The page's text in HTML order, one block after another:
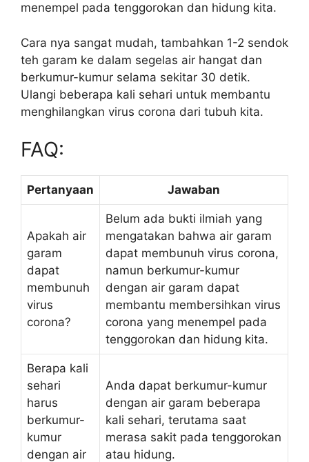
menempel pada tenggorokan dan hidung kita.
Cara nya sangat mudah, tambahkan 1-2 sendok
teh garam ke dalam segelas air hangat dan
berkumur-kumur selama sekitar 30 detik.
Ulangi beberapa kali sehari untuk membantu
menghilangkan virus corona dari tubuh kita.
FAQ:
Pertanyaan Jawaban
Apakah air
garam
dapat
membunuh
virus
corona?
Belum ada bukti ilmiah yang
mengatakan bahwa air garam
dapat membunuh virus corona,
namun berkumur-kumur
dengan air garam dapat
membantu membersihkan virus
corona yang menempel pada
tenggorokan dan hidung kita.
Berapa kali
sehari
harus
berkumur-
kumur
dengan air
Anda dapat berkumur-kumur
dengan air garam beberapa
kali sehari, terutama saat
merasa sakit pada tenggorokan
atau hidung.